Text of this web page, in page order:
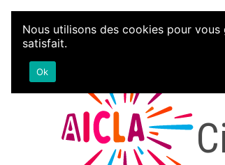
Aller au contenu
Nous utilisons des cookies pour
satisfait.
Ok